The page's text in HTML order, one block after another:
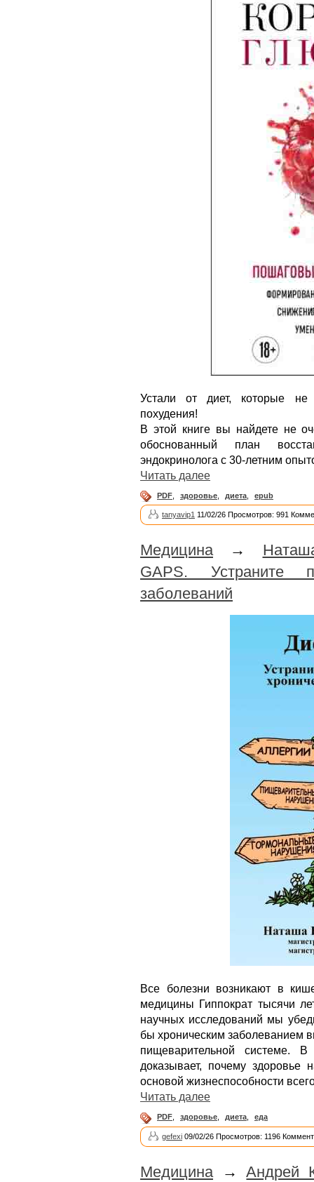
Устали от диет, которые не
похудения!
В этой книге вы найдете не
обоснованный план
эндокринолога с 30-летним
Читать далее
PDF здоровье диета epub
tanyavip1 11/02/26 Просмотров: 991
Медицина→
GAPS. Устраните
заболеваний
Все болезни возникают в
медицины Гиппократ тысячи
научных исследований мы
бы хроническим заболеванием
пищеварительной системе. В
доказывает, почему здоровье
основой жизнеспособности
Читать далее
PDF, здоровье, диета, еда
gefexi 09/02/26 Просмотров: 1196
Медицина →Андрей